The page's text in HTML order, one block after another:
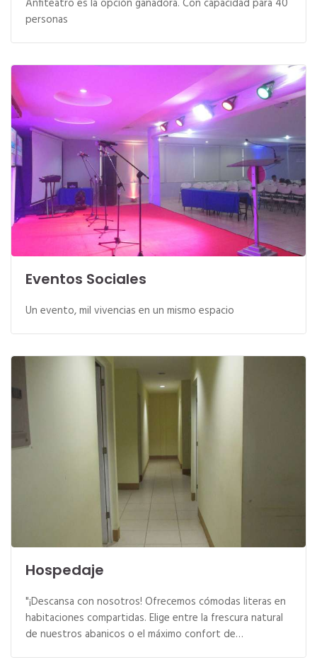
personas
Eventos Sociales
Un evento, mil vivencias en un mismo espacio
Hospedaje
"¡Descansa con nosotros! Ofrecemos cómodas literas en
habitaciones compartidas. Elige entre la frescura natural
de nuestros abanicos o el máximo confort de…